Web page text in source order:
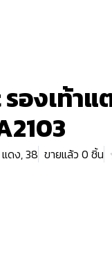
องเท้า
แดง, 38 ขายแล้ว 0 ชิ้น